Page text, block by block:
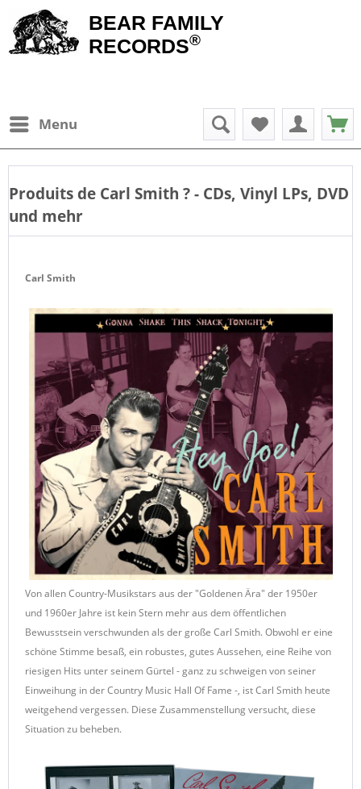
BEAR FAMILY
RECORDS®
Menu
Produits de Carl Smith ? - CDs, Vinyl LPs, DVD
und mehr
Carl Smith
Von allen Country-Musikstars aus der "Goldenen Ära" der 1950er
und 1960er Jahre ist kein Stern mehr aus dem öffentlichen
Bewusstsein verschwunden als der große Carl Smith. Obwohl er eine
schöne Stimme besaß, ein robustes, gutes Aussehen, eine Reihe von
riesigen Hits unter seinem Gürtel - ganz zu schweigen von seiner
Einweihung in der Country Music Hall Of Fame -, ist Carl Smith heute
weitgehend vergessen. Diese Zusammenstellung versucht, diese
Situation zu beheben.